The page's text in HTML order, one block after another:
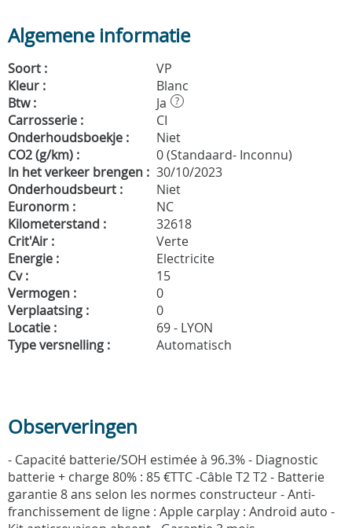
Algemene informatie
Soort :
VP
Kleur :
Blanc
Btw :
Ja ?
Carrosserie :
CI
Onderhoudsboekje :
Niet
CO2 (g/km) :
0 (Standaard- Inconnu)
In het verkeer brengen : 30/10/2023
Onderhoudsbeurt :
Niet
Euronorm :
NC
Kilometerstand :
32618
Crit'Air :
Verte
Energie :
Electricite
Cv :
15
Vermogen :
0
Verplaatsing :
0
Locatie :
69 - LYON
Type versnelling :
Automatisch
Observeringen
- Capacité batterie/SOH estimée à 96.3% - Diagnostic
batterie + charge 80% : 85 €TTC -Câble T2 T2 - Batterie
garantie 8 ans selon les normes constructeur - Anti-
franchissement de ligne : Apple carplay : Android auto -